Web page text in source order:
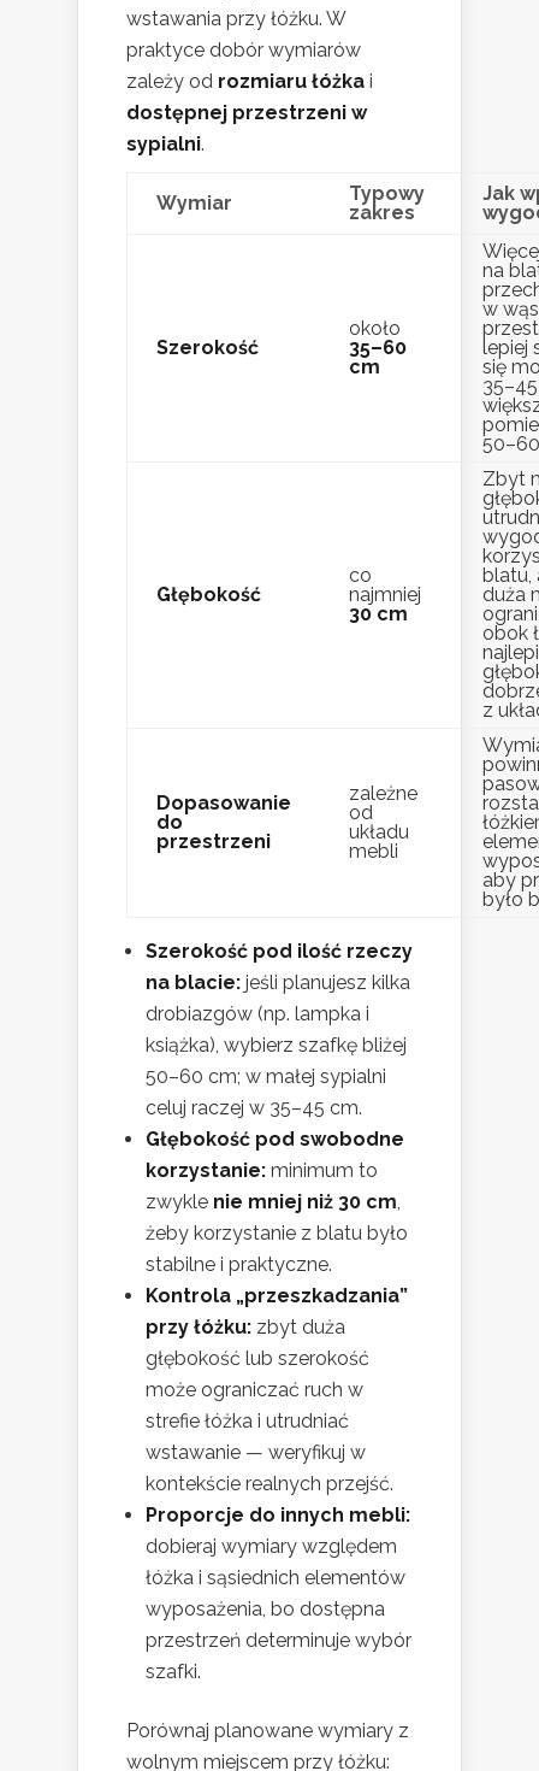
wstawania przy łóżku. W
praktyce dobór wymiarów
zależy od rozmiaru łóżka i
dostępnej przestrzeni w
sypialni.
Wymiar
Typowy
zakres
Jak
Szerokość
około
35–60
cm
na
w
lepiej
się
Głębokość
co
najmniej
30 cm
Zbyt
blatu,
duża
obok
z
Dopasowanie
do
przestrzeni
zależne
od
układu
mebli
aby
było
Szerokość pod ilość rzeczy
na blacie: jeśli planujesz kilka
drobiazgów (np. lampka i
książka), wybierz szafkę bliżej
50–60 cm; w małej sypialni
celuj raczej w 35–45 cm.
Głębokość pod swobodne
korzystanie: minimum to
zwykle nie mniej niż 30 cm,
żeby korzystanie z blatu było
stabilne i praktyczne.
Kontrola „przeszkadzania”
przy łóżku: zbyt duża
głębokość lub szerokość
może ograniczać ruch w
strefie łóżka i utrudniać
wstawanie — weryfikuj w
kontekście realnych przejść.
Proporcje do innych mebli:
dobieraj wymiary względem
łóżka i sąsiednich elementów
wyposażenia, bo dostępna
przestrzeń determinuje wybór
szafki.
Porównaj planowane wymiary z
wolnym miejscem przy łóżku: